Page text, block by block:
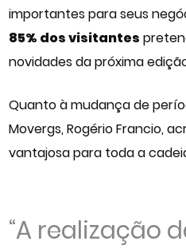
importantes para seus
85% dos visitantes
novidades da próxima
Quanto à mudança de
Movergs, Rogério Francio,
vantajosa para toda a
“A realização das feiras